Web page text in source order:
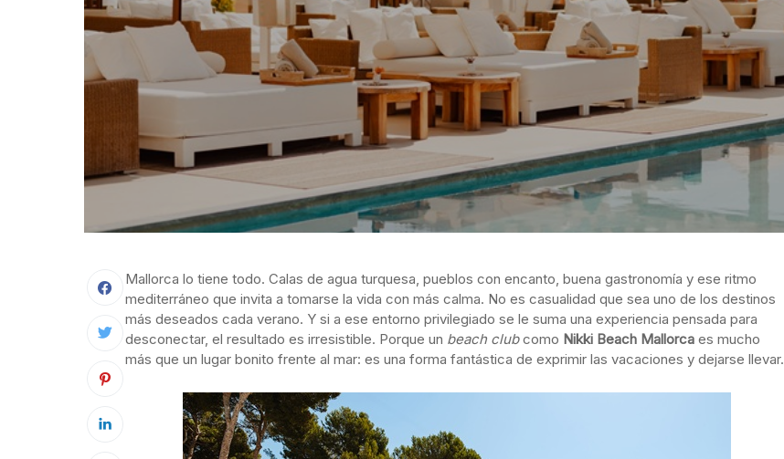
Mallorca lo tiene todo. Calas de agua turquesa, pueblos con encanto, buena gastronomía y ese ritmo
mediterráneo que invita a tomarse la vida con más calma. No es casualidad que sea uno de los destinos
más deseados cada verano. Y si a ese entorno privilegiado se le suma una experiencia pensada para
desconectar, el resultado es irresistible. Porque un beach clubcomo Nikki Beach Mallorca es mucho
más que un lugar bonito frente al mar: es una forma fantástica de exprimir las vacaciones y dejarse llevar.